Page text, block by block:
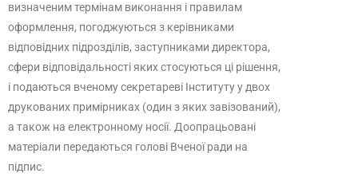
визначеним термінам виконання і правилам
оформлення, погоджуються з керівниками
відповідних підрозділів, заступниками директора,
сфери відповідальності яких стосуються ці рішення,
і подаються вченому секретареві Інституту у двох
друкованих примірниках (один з яких завізований),
а також на електронному носії. Доопрацьовані
матеріали передаються голові Вченої ради на
підпис.